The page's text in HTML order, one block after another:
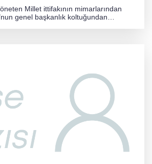
Millet ittifakının mimarlarından
genel başkanlık koltuğundan